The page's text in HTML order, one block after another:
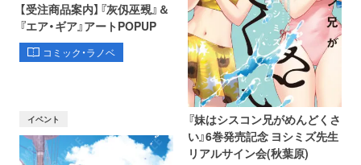
【受注商品案内】『灰仭巫覡』＆
『エア・ギア』アートPOPUP
コミック・ラノベ
『妹はシスコン兄がめんどくさ
い』6巻発売記念 ヨシミズ先生
リアルサイン会(秋葉原)
イベント